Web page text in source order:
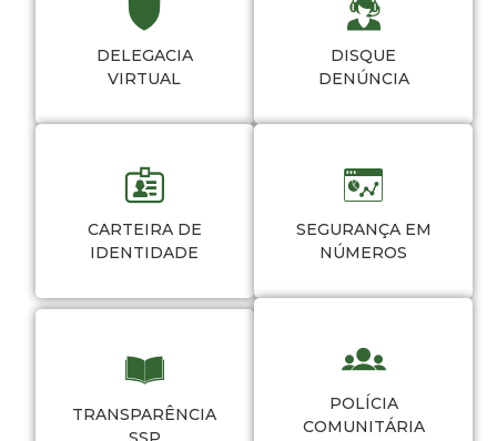
DELEGACIA
VIRTUAL
DISQUE
DENÚNCIA
CARTEIRA DE
IDENTIDADE
SEGURANÇA EM
NÚMEROS
TRANSPARÊNCIA
POLÍCIA
COMUNITÁRIA